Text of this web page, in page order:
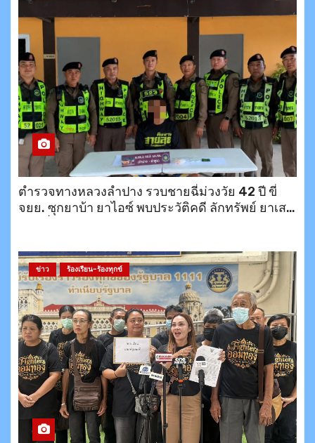
ตำรวจทางหลวงลำปาง รวบชายฉี่ม่วงวัย 42 ปี ขี่
จยย. ซุกยาบ้า ยาไอซ์ พบประวัติคดี ลักทรัพย์ ยาเสพ
ข่าว ร้องเรียน-ร้องทุกข์